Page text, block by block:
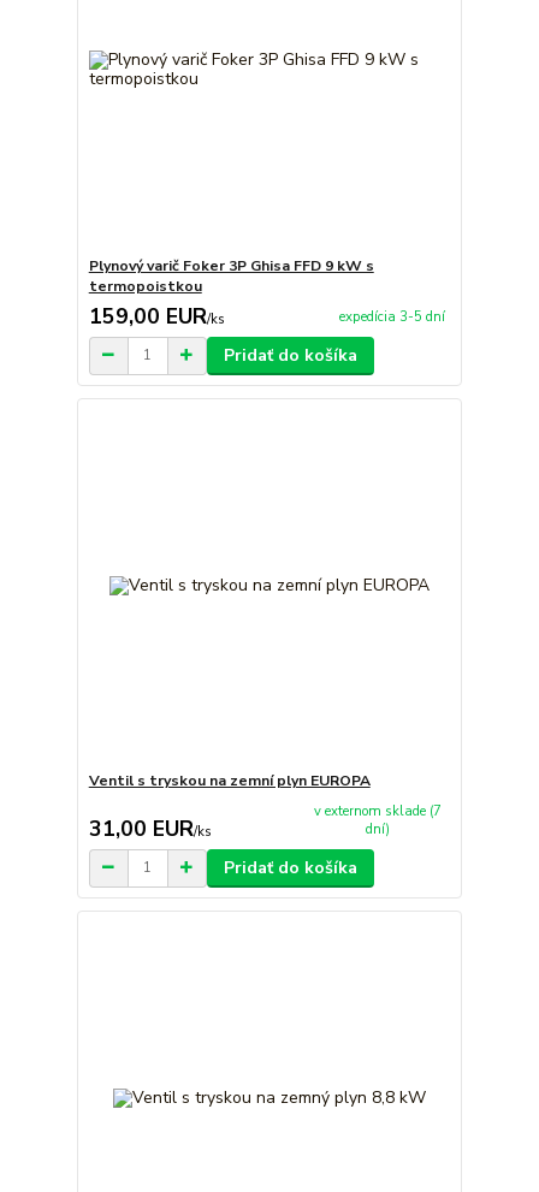
Plynový varič Foker 3P Ghisa FFD 9 kW s
termopoistkou
159,00 EUR/ks expedícia 3-5 dní
Pridať do košíka
Ventil s tryskou na zemní plyn EUROPA
31,00 EUR/ks
v externom sklade (7
dní)
Pridať do košíka